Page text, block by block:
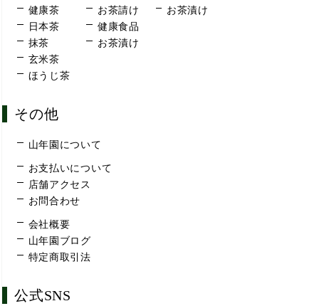
健康茶
日本茶
抹茶
玄米茶
ほうじ茶
お茶請け
健康食品
お茶漬け
お茶漬け
その他
山年園について
お支払いについて
店舗アクセス
お問合わせ
会社概要
山年園ブログ
特定商取引法
公式SNS